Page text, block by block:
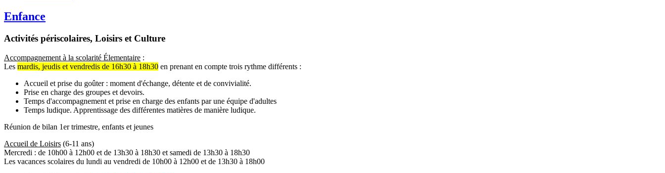
Enfance
Activités périscolaires, Loisirs et Culture
Accompagnement à la scolarité Élementaire :
Les mardis, jeudis et vendredis de 16h30 à 18h30 en prenant en compte trois rythme différents :
Accueil et prise du goûter : moment d'échange, détente et de convivialité.
Prise en charge des groupes et devoirs.
Temps d'accompagnement et prise en charge des enfants par une équipe d'adultes
Temps ludique. Apprentissage des différentes matières de manière ludique.
Réunion de bilan 1er trimestre, enfants et jeunes
Accueil de Loisirs (6-11 ans)
Mercredi : de 10h00 à 12h00 et de 13h30 à 18h30 et samedi de 13h30 à 18h30
Les vacances scolaires du lundi au vendredi de 10h00 à 12h00 et de 13h30 à 18h00